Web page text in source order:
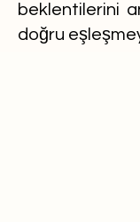
beklentilerini
doğru